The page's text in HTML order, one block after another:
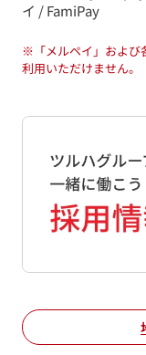
イ / FamiPay
※ 「メルペイ」およ
利用いただけません。